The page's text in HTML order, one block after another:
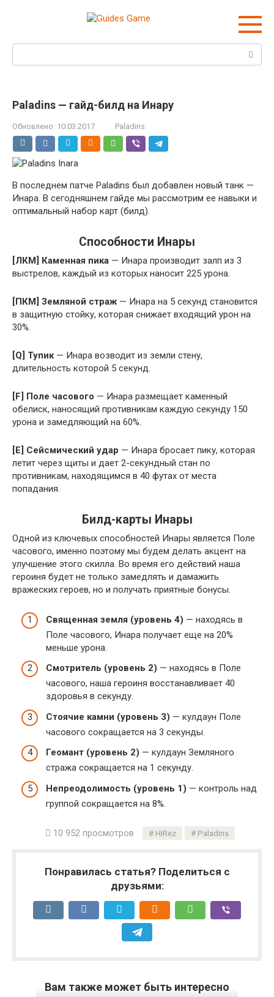
Поиск:
Paladins — гайд-билд на Инару
Обновлено: 10.03.2017 Paladins
В последнем патче Paladins был добавлен новый танк —
Инара. В сегодняшнем гайде мы рассмотрим ее навыки и
оптимальный набор карт (билд).
Способности Инары
[ЛКМ] Каменная пика — Инара производит залп из 3
выстрелов, каждый из которых наносит 225 урона.
[ПКМ] Земляной страж — Инара на 5 секунд становится
в защитную стойку, которая снижает входящий урон на
30%.
[Q] Тупик— Инара возводит из земли стену,
длительность которой 5 секунд.
[F] Поле часового — Инара размещает каменный
обелиск, наносящий противникам каждую секунду 150
урона и замедляющий на 60%.
[E] Сейсмический удар — Инара бросает пику, которая
летит через щиты и дает 2-секундный стан по
противникам, находящимся в 40 футах от места
попадания.
Билд-карты Инары
Одной из ключевых способностей Инары является Поле
часового, именно поэтому мы будем делать акцент на
улучшение этого скилла. Во время его действий наша
героиня будет не только замедлять и дамажить
вражеских героев, но и получать приятные бонусы.
Священная земля (уровень 4) — находясь в
Поле часового, Инара получает еще на 20%
меньше урона.
Смотритель (уровень 2) — находясь в Поле
часового, наша героиня восстанавливает 40
здоровья в секунду.
Стоячие камни (уровень 3) — кулдаун Поле
часового сокращается на 3 секунды.
Геомант (уровень 2) — кулдаун Земляного
стража сокращается на 1 секунду.
Непреодолимость (уровень 1) — контроль над
группой сокращается на 8%.
10 952 просмотров HiRez Paladins
Понравилась статья? Поделиться с
друзьями:
Вам также может быть интересно